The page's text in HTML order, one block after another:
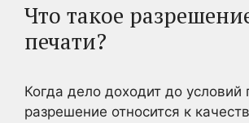
Что такое
печати?
Когда дело доходит до условий
разрешение относится к